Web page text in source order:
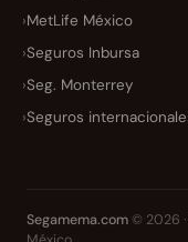
›MetLife México
›Seguros Inbursa
›Seg. Monterrey
›Seguros
Segamema.com © 2026